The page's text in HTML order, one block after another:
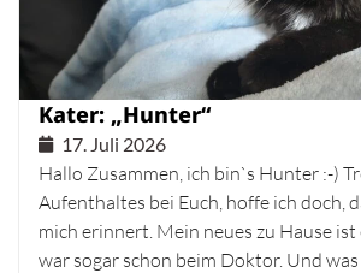
Kater: „Hunter“
17. Juli 2026
Hallo Zusammen, ich bin`s Hunter :-)
Aufenthaltes bei Euch, hoffe ich doch,
mich erinnert. Mein neues zu Hause ist
war sogar schon beim Doktor. Und was